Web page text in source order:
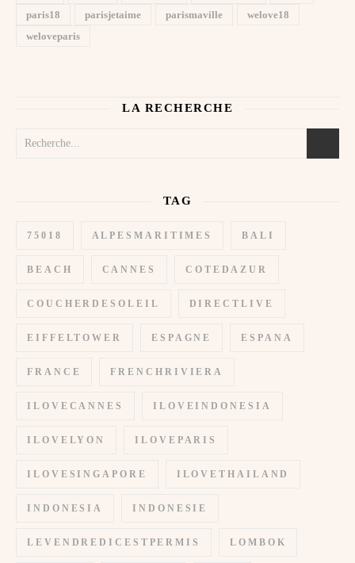
paris18
parisjetaime parismaville
welove18
weloveparis
LA RECHERCHE
TAG
75018 ALPESMARITIMES BALI
BEACH CANNES COTEDAZUR
COUCHERDESOLEIL DIRECTLIVE
EIFFELTOWER ESPAGNE ESPANA
FRANCE FRENCHRIVIERA
ILOVECANNES ILOVEINDONESIA
ILOVELYON ILOVEPARIS
ILOVESINGAPORE ILOVETHAILAND
INDONESIA INDONESIE
LEVENDREDICESTPERMIS LOMBOK